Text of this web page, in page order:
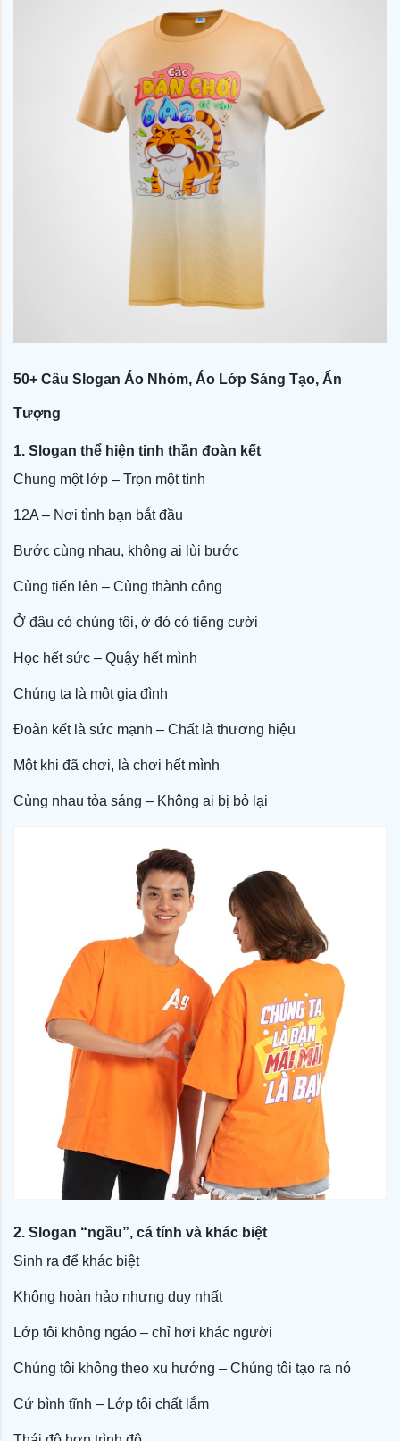
50+ Câu Slogan Áo Nhóm, Áo Lớp Sáng Tạo, Ấn
Tượng
1. Slogan thể hiện tinh thần đoàn kết
Chung một lớp – Trọn một tình
12A – Nơi tình bạn bắt đầu
Bước cùng nhau, không ai lùi bước
Cùng tiến lên – Cùng thành công
Ở đâu có chúng tôi, ở đó có tiếng cười
Học hết sức – Quậy hết mình
Chúng ta là một gia đình
Đoàn kết là sức mạnh – Chất là thương hiệu
Một khi đã chơi, là chơi hết mình
Cùng nhau tỏa sáng – Không ai bị bỏ lại
2. Slogan “ngầu”, cá tính và khác biệt
Sinh ra để khác biệt
Không hoàn hảo nhưng duy nhất
Lớp tôi không ngáo – chỉ hơi khác người
Chúng tôi không theo xu hướng – Chúng tôi tạo ra nó
Cứ bình tĩnh – Lớp tôi chất lắm